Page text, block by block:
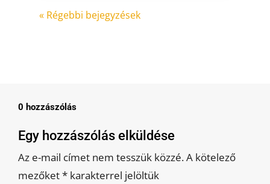
« Régebbi bejegyzések
0 hozzászólás
Egy hozzászólás elküldése
Az e-mail címet nem tesszük közzé.A kötelező
mezőket* karakterrel jelöltük